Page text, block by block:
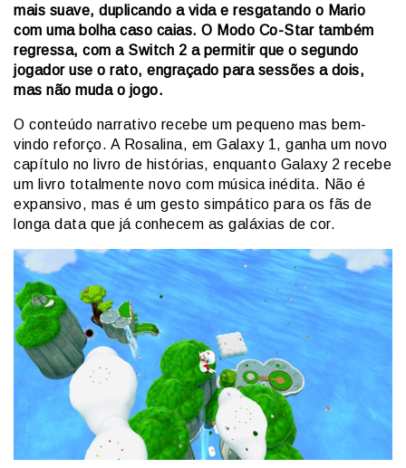
mais suave, duplicando a vida e resgatando o Mario
com uma bolha caso caias. O Modo Co-Star também
regressa, com a Switch 2 a permitir que o segundo
jogador use o rato, engraçado para sessões a dois,
mas não muda o jogo.
O conteúdo narrativo recebe um pequeno mas bem-
vindo reforço. A Rosalina, em Galaxy 1, ganha um novo
capítulo no livro de histórias, enquanto Galaxy 2 recebe
um livro totalmente novo com música inédita. Não é
expansivo, mas é um gesto simpático para os fãs de
longa data que já conhecem as galáxias de cor.